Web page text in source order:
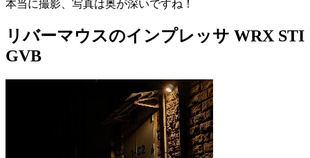
本当に撮影、写真は奥が深いですね！
リバーマウスのインプレッサ WRX STI
GVB